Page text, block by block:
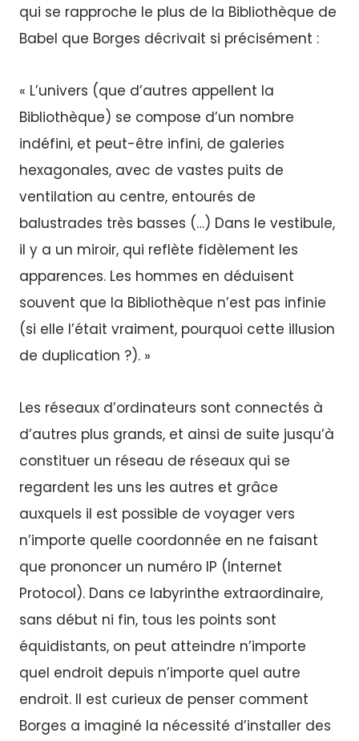
qui se rapproche le plus de la Bibliothèque de
Babel que Borges décrivait si précisément :
« L’univers (que d’autres appellent la
Bibliothèque) se compose d’un nombre
indéfini, et peut-être infini, de galeries
hexagonales, avec de vastes puits de
ventilation au centre, entourés de
balustrades très basses (…) Dans le vestibule,
il y a un miroir, qui reflète fidèlement les
apparences. Les hommes en déduisent
souvent que la Bibliothèque n’est pas infinie
(si elle l’était vraiment, pourquoi cette illusion
de duplication ?). »
Les réseaux d’ordinateurs sont connectés à
d’autres plus grands, et ainsi de suite jusqu’à
constituer un réseau de réseaux qui se
regardent les uns les autres et grâce
auxquels il est possible de voyager vers
n’importe quelle coordonnée en ne faisant
que prononcer un numéro IP (Internet
Protocol). Dans ce labyrinthe extraordinaire,
sans début ni fin, tous les points sont
équidistants, on peut atteindre n’importe
quel endroit depuis n’importe quel autre
endroit. Il est curieux de penser comment
Borges a imaginé la nécessité d’installer des